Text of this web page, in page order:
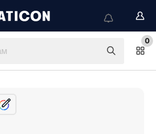
0